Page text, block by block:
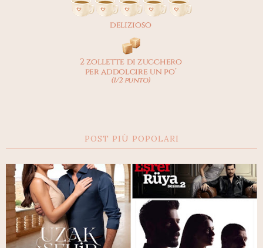
POST PIÙ POPOLARI